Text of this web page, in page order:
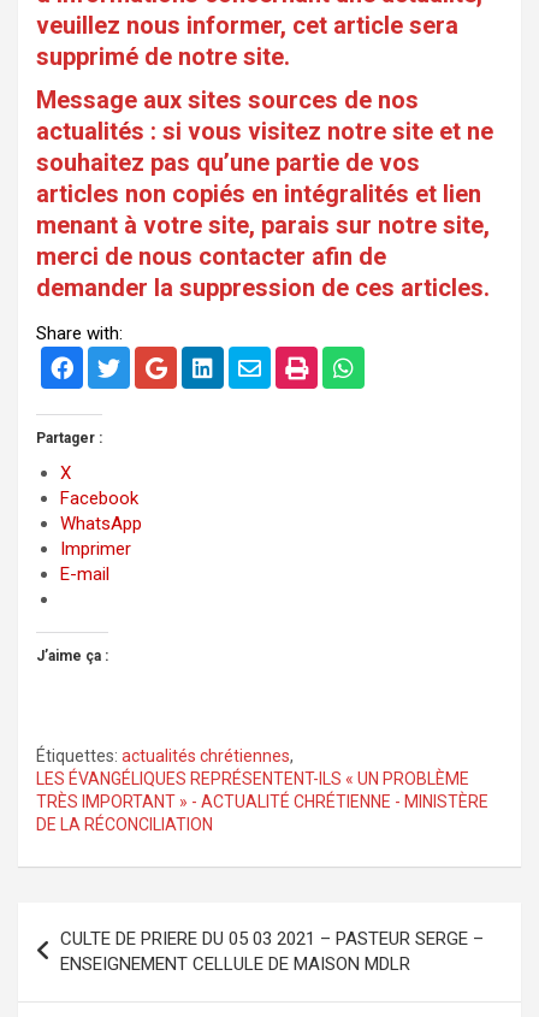
veuillez nous informer, cet article sera
supprimé de notre site.
Message aux sites sources de nos
actualités : si vous visitez notre site et ne
souhaitez pas qu’une partie de vos
articles non copiés en intégralités et lien
menant à votre site, parais sur notre site,
merci de nous contacter afin de
demander la suppression de ces articles.
Share with:
Partager :
X
Facebook
WhatsApp
Imprimer
E-mail
J’aime ça :
Étiquettes: actualités chrétiennes,
LES ÉVANGÉLIQUES REPRÉSENTENT-ILS « UN PROBLÈME
TRÈS IMPORTANT » - ACTUALITÉ CHRÉTIENNE - MINISTÈRE
DE LA RÉCONCILIATION
de
l’article
CULTE DE PRIERE DU 05 03 2021 – PASTEUR SERGE –
ENSEIGNEMENT CELLULE DE MAISON MDLR